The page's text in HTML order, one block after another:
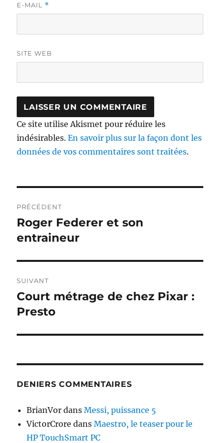
E-MAIL *
SITE WEB
Ce site utilise Akismet pour réduire les
indésirables.En savoir plus sur la façon dont les
données de vos commentaires sont traitées.
de
l’article
PRÉCÉDENT
Publication
précédente :
Roger Federer et son
entraineur
SUIVANT
Publication
suivante :
Court métrage de chez Pixar :
Presto
DENIERS COMMENTAIRES
BrianVor dansMessi, puissance 5
VictorCrore dansMaestro, le teaser pour le
HP TouchSmart PC